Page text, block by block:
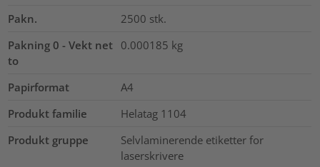
Pakn.
2500 stk.
Pakning 0 - Vekt net
to
0.000185 kg
Papirformat
A4
Produkt familie
Helatag 1104
Produkt gruppe
Selvlaminerende etiketter for
laserskrivere